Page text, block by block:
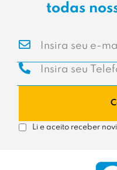
todas
Li e aceito receber